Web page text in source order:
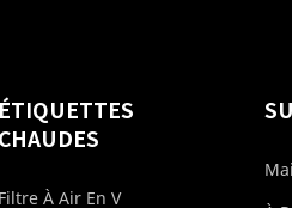
ÉTIQUETTES
CHAUDES
Filtre À Air En V